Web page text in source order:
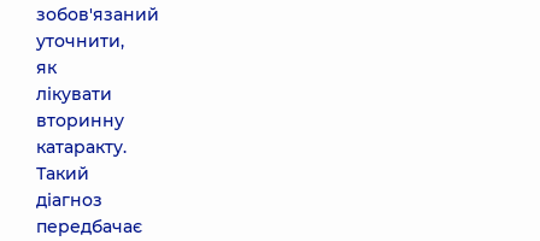
зобов'язаний
уточнити,
як
лікувати
вторинну
катаракту.
Такий
діагноз
передбачає